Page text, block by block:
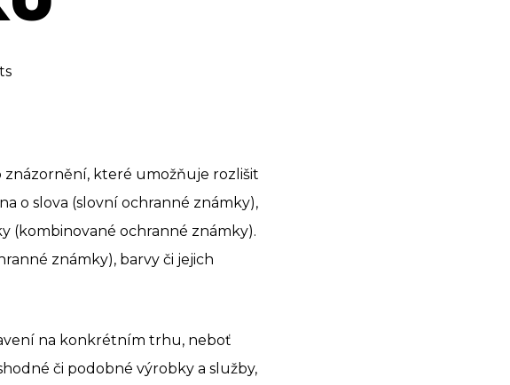
které umožňuje rozlišit
o slova (slovní ochranné známky),
(kombinované ochranné známky).
známky), barvy či jejich
na konkrétním trhu, neboť
či podobné výrobky a služby,